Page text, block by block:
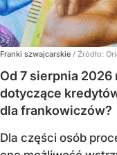
Franki szwajcarskie / Źródło:
Od 7 sierpnia
dotyczące
dla frankowiczów?
Dla części osób